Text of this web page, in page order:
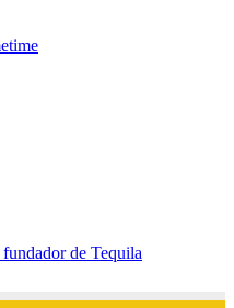
de Tequila